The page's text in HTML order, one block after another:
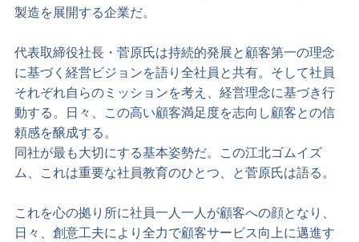
製造を展開する企業だ。
代表取締役社長・菅原氏は持続的発展と顧客第一の理念
に基づく経営ビジョンを語り全社員と共有。そして社員
それぞれ自らのミッションを考え、経営理念に基づき行
動する。日々、この高い顧客満足度を志向し顧客との信
頼感を醸成する。
同社が最も大切にする基本姿勢だ。この江北ゴムイズ
ム、これは重要な社員教育のひとつ、と菅原氏は語る。
これを心の拠り所に社員一人一人が顧客への顔となり、
日々、創意工夫により全力で顧客サービス向上に邁進す